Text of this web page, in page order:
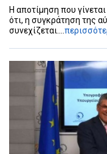
Η αποτίμηση που
ότι, η συγκράτηση της
συνεχίζεται....